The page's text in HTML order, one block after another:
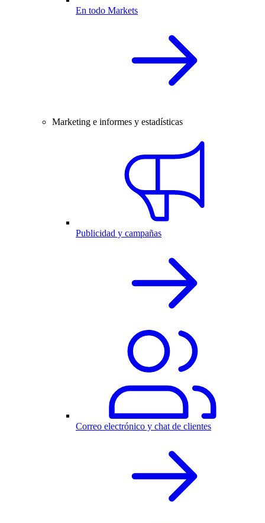
En todo Markets
Marketing e informes y estadísticas
Publicidad y campañas
Correo electrónico y chat de clientes